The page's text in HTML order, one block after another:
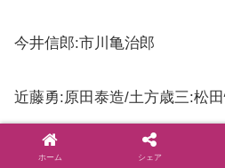
今井信郎:市川亀治郎
近藤勇:原田泰造/土方歳三:松
沖田総司:栩原楽人/松平容保:長
ホーム シェア